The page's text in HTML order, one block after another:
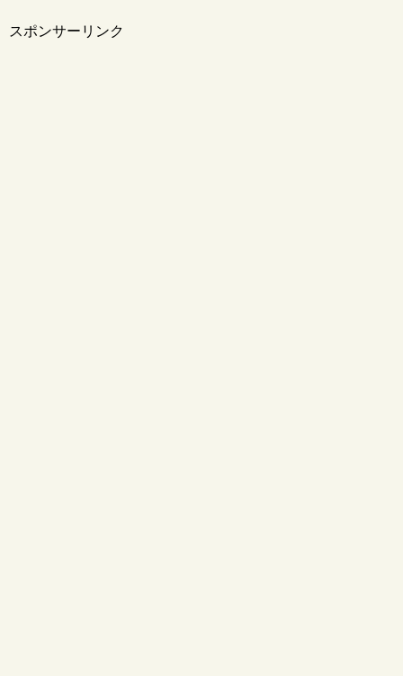
スポンサーリンク